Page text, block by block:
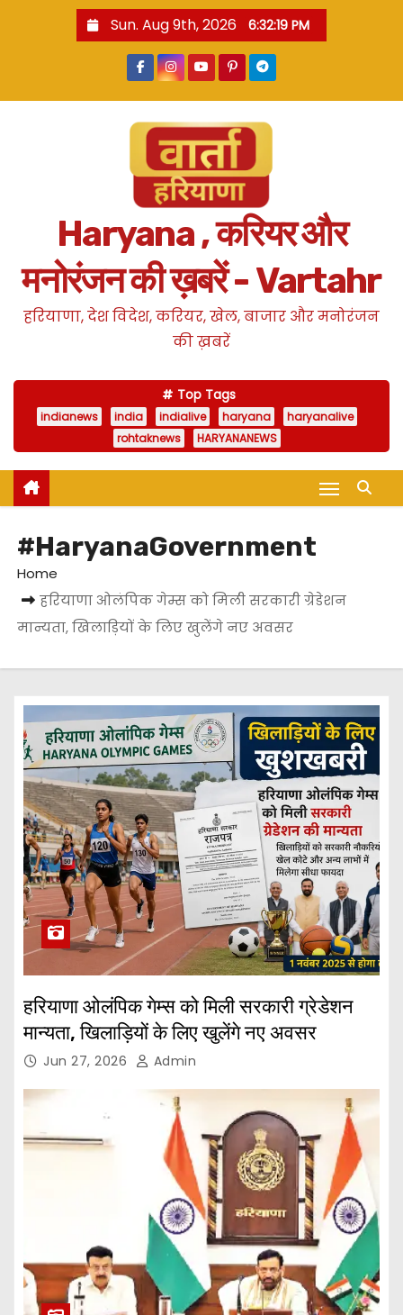
Sun. Aug 9th, 2026 6:32:20 PM
Haryana , करियर और
मनोरंजन की ख़बरें - Vartahr
हरियाणा, देश विदेश, करियर, खेल, बाजार और मनोरंजन
की ख़बरें
Top Tags
indianews india indialive haryana
haryanalive
rohtaknews
HARYANANEWS
#HaryanaGovernment
Home
हरियाणा ओलंपिक गेम्स को मिली सरकारी ग्रेडेशन
मान्यता, खिलाड़ियों के लिए खुलेंगे नए अवसर
हरियाणा ओलंपिक गेम्स को मिली सरकारी ग्रेडेशन
मान्यता, खिलाड़ियों के लिए खुलेंगे नए अवसर
Jun 27, 2026 Admin